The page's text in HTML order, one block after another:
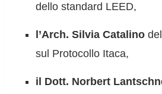
dello standard LEED,
l’Arch. Silvia Catalino
sul Protocollo Itaca,
il Dott. Norbert